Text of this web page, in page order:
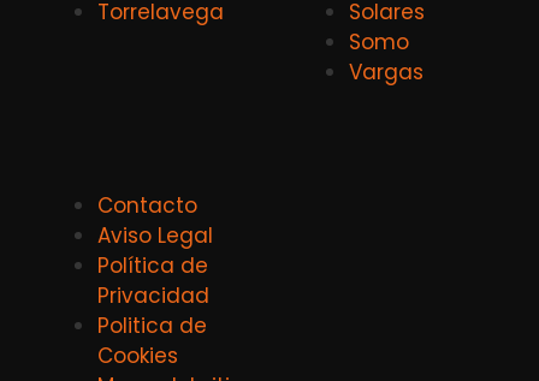
Torrelavega
Solares
Somo
Vargas
Contacto
Aviso Legal
Política de
Privacidad
Politica de
Cookies